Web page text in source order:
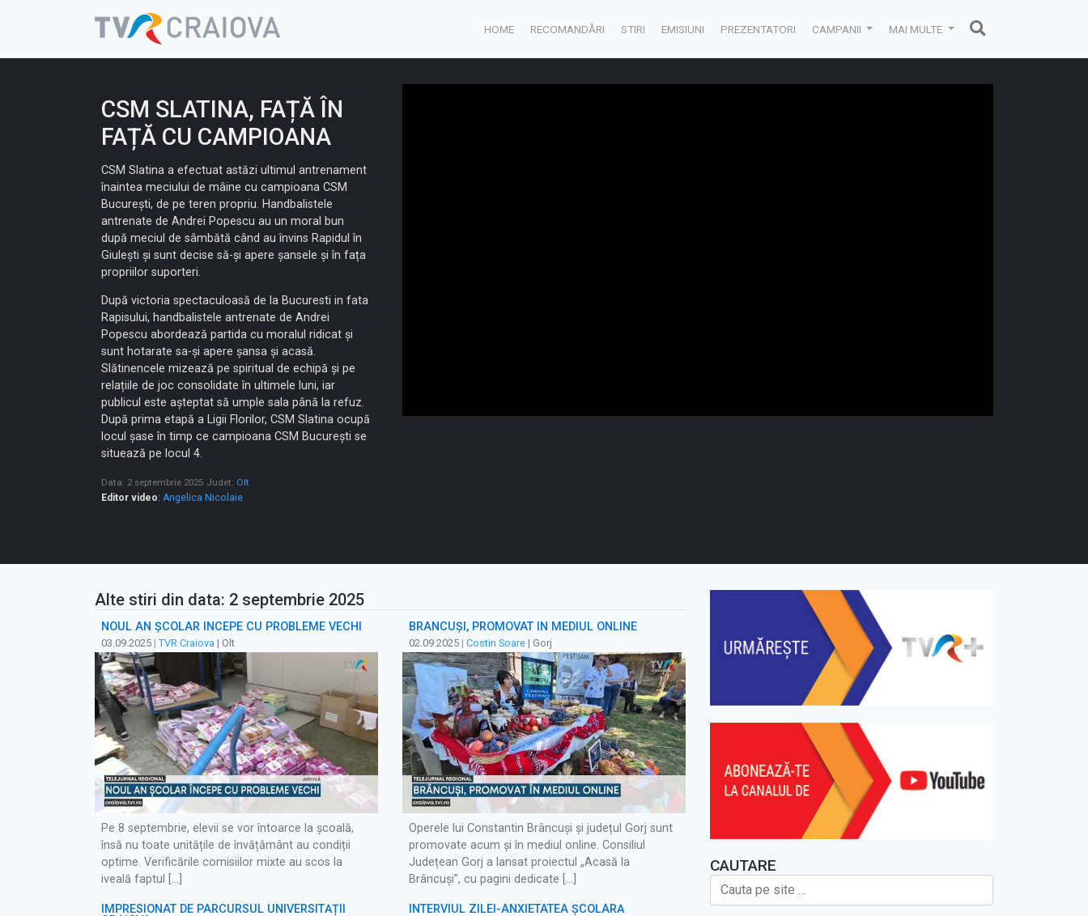
HOME RECOMANDĂRI STIRI EMISIUNI PREZENTATORI CAMPANII MAI MULTE
CSM SLATINA, FAȚĂ ÎN
FAȚĂ CU CAMPIOANA
CSM Slatina a efectuat astăzi ultimul antrenament
înaintea meciului de mâine cu campioana CSM
București, de pe teren propriu. Handbalistele
antrenate de Andrei Popescu au un moral bun
după meciul de sâmbătă când au învins Rapidul în
Giulești și sunt decise să-și apere șansele și în fața
propriilor suporteri.
După victoria spectaculoasă de la Bucuresti in fata
Rapisului, handbalistele antrenate de Andrei
Popescu abordează partida cu moralul ridicat și
sunt hotarate sa-și apere șansa și acasă.
Slătinencele mizează pe spiritual de echipă și pe
relațiile de joc consolidate în ultimele luni, iar
publicul este așteptat să umple sala până la refuz.
După prima etapă a Ligii Florilor, CSM Slatina ocupă
locul șase în timp ce campioana CSM București se
situează pe locul 4.
Data: 2 septembrie 2025 Judet: Olt
Editor video: Angelica Nicolaie
Alte stiri din data: 2 septembrie 2025
NOUL AN ȘCOLAR ÎNCEPE CU PROBLEME VECHI
03.09.2025 | TVR Craiova | Olt
Pe 8 septembrie, elevii se vor întoarce la școală,
însă nu toate unitățile de învățământ au condiții
optime. Verificările comisiilor mixte au scos la
iveală faptul […]
BRÂNCUȘI, PROMOVAT ÎN MEDIUL ONLINE
02.09.2025 | Costin Soare | Gorj
Operele lui Constantin Brâncuși și județul Gorj sunt
promovate acum și în mediul online. Consiliul
Județean Gorj a lansat proiectul „Acasă la
Brâncuși”, cu pagini dedicate […]
IMPRESIONAT DE PARCURSUL UNIVERSITĂȚII
INTERVIUL ZILEI-ANXIETATEA ȘCOLARĂ
CAUTARE